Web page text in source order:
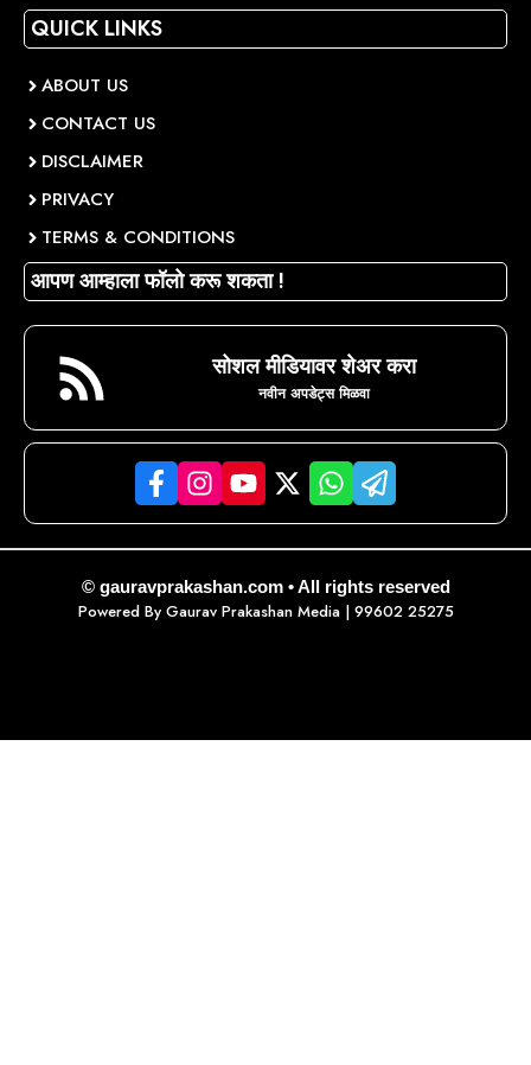
QUICK LINKS
ABOUT US
CONTACT US
DISCLAIMER
PRIVACY
TERMS & CONDITIONS
आपण आम्हाला फॉलो करू शकता !
सोशल मीडियावर शेअर करा
नवीन अपडेट्स मिळवा
© gauravprakashan.com • All rights reserved
Powered By Gaurav Prakashan Media| 99602 25275